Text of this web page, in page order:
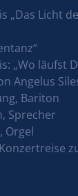
„Das Licht
„Wo läufst
Angelus
Bariton
Sprecher
Orgel